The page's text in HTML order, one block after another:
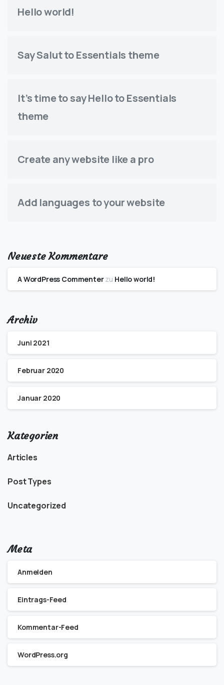
Hello world!
Say Salut to Essentials theme
It’s time to say Hello to Essentials
theme
Create any website like a pro
Add languages to your website
Neueste Kommentare
A WordPress Commenterzu Hello world!
Archiv
Juni 2021
Februar 2020
Januar 2020
Kategorien
Articles
Post Types
Uncategorized
Meta
Anmelden
Eintrags-Feed
Kommentar-Feed
WordPress.org